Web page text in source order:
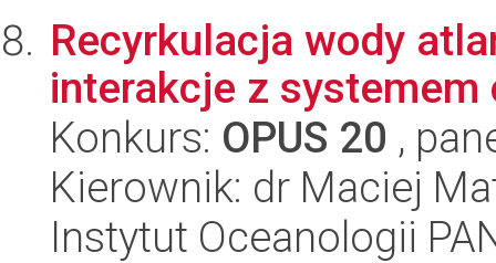
Recyrkulacja wody
interakcje z
Konkurs: OPUS 20 ,
Kierownik: dr Maciej
Instytut Oceanologii